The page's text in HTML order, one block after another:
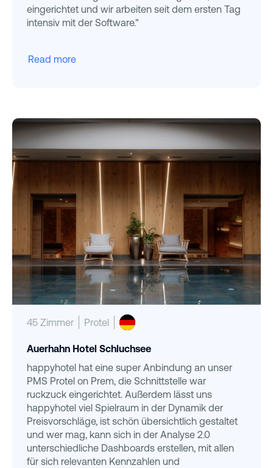
eingerichtet und wir arbeiten seit dem ersten Tag
intensiv mit der Software."
Read more
45 Zimmer Protel
Auerhahn Hotel Schluchsee
happyhotel hat eine super Anbindung an unser
PMS Protel on Prem, die Schnittstelle war
ruckzuck eingerichtet. Außerdem lässt uns
happyhotel viel Spielraum in der Dynamik der
Preisvorschläge, ist schön übersichtlich gestaltet
und wer mag, kann sich in der Analyse 2.0
unterschiedliche Dashboards erstellen, mit allen
für sich relevanten Kennzahlen und